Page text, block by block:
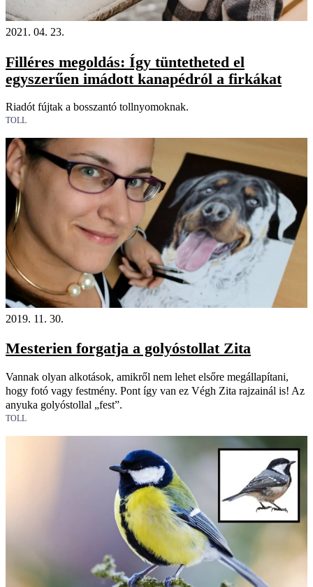
2021. 04. 23.
Filléres megoldás: Így tüntetheted el
egyszerűen imádott kanapédról a firkákat
Riadót fújtak a bosszantó tollnyomoknak.
TOLL
2019. 11. 30.
Mesterien forgatja a golyóstollat Zita
Vannak olyan alkotások, amikről nem lehet elsőre megállapítani,
hogy fotó vagy festmény. Pont így van ez Végh Zita rajzainál is! Az
anyuka golyóstollal „fest”.
TOLL